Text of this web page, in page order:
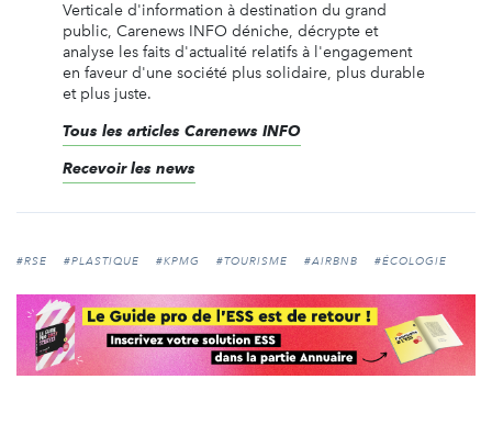
Verticale d'information à destination du grand
public, Carenews INFO déniche, décrypte et
analyse les faits d'actualité relatifs à l'engagement
en faveur d'une société plus solidaire, plus durable
et plus juste.
Tous les articles Carenews INFO
Recevoir les news
#RSE #PLASTIQUE #KPMG #TOURISME #AIRBNB #ÉCOLOGIE